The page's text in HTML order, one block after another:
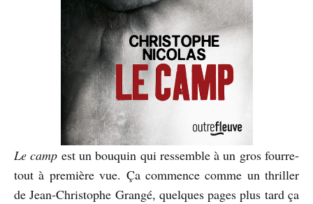
Le camp est un bouquin qui ressemble à un gros fourre-
tout à première vue. Ça commence comme un thriller
de Jean-Christophe Grangé, quelques pages plus tard ça